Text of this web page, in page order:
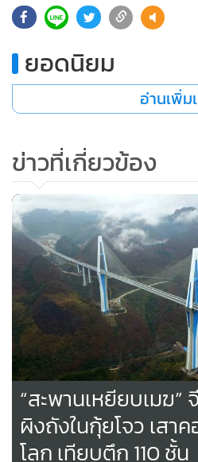
ยอดนิยม
อ่านเพิ่ม
ข่าวที่เกี่ยวข้อง
“สะพานเหยียบเมฆ”
ผิงถังในกุ้ยโจว เสา
โลก เทียบตึก 110 ชั้น